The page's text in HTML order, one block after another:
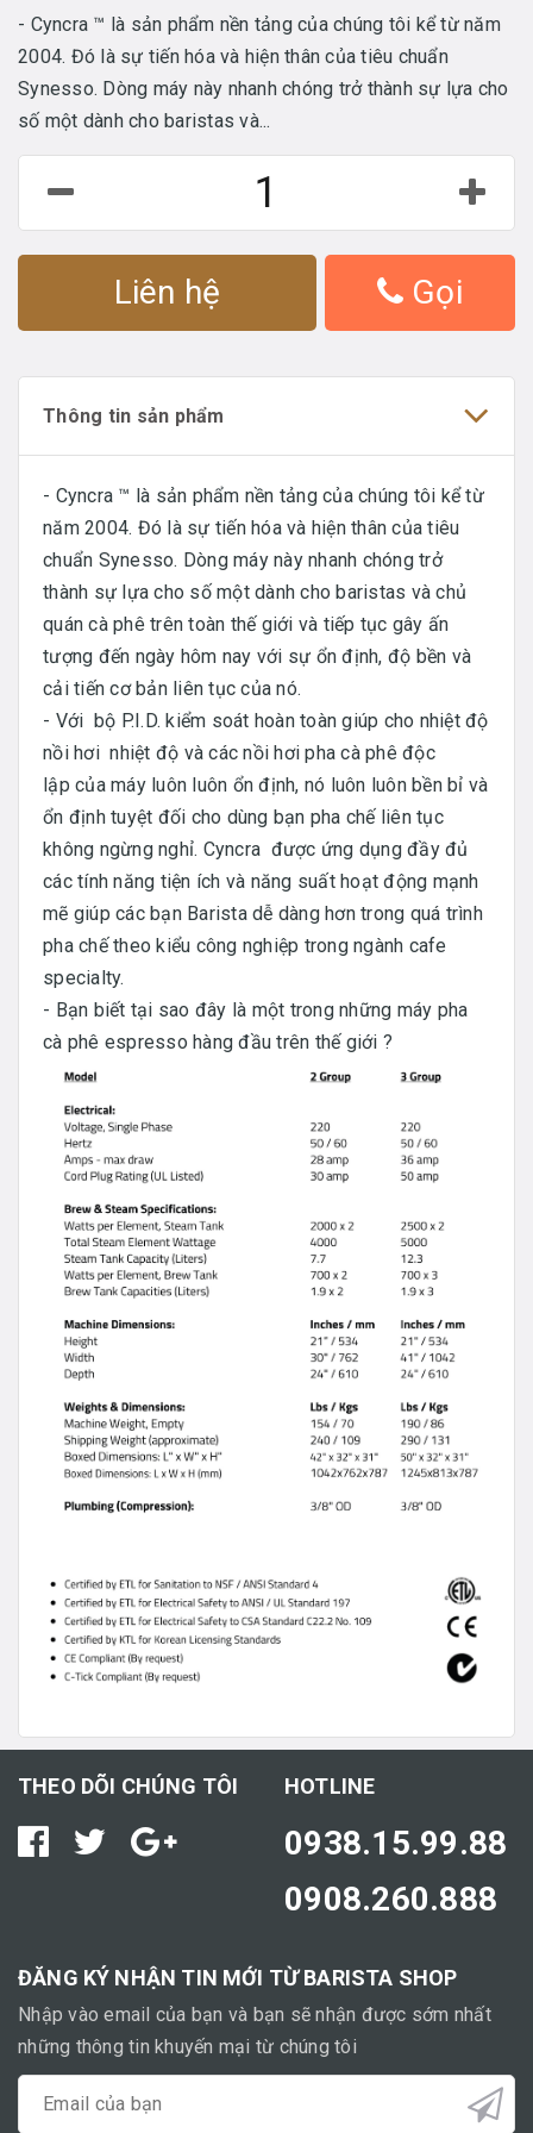
- Cyncra ™ là sản phẩm nền tảng của chúng tôi kể từ năm
2004. Đó là sự tiến hóa và hiện thân của tiêu chuẩn
Synesso. Dòng máy này nhanh chóng trở thành sự lựa cho
số một dành cho baristas và...
Liên hệ Gọi
Thông tin sản phẩm
- Cyncra ™ là sản phẩm nền tảng của chúng tôi kể từ
năm 2004. Đó là sự tiến hóa và hiện thân của tiêu
chuẩn Synesso. Dòng máy này nhanh chóng trở
thành sự lựa cho số một dành cho baristas và chủ
quán cà phê trên toàn thế giới và tiếp tục gây ấn
tượng đến ngày hôm nay với sự ổn định, độ bền và
cải tiến cơ bản liên tục của nó.
- Với bộ P.I.D. kiểm soát hoàn toàn giúp cho nhiệt độ
nồi hơi nhiệt độ và các nồi hơi pha cà phê độc
lập của máy luôn luôn ổn định, nó luôn luôn bền bỉ và
ổn định tuyệt đối cho dùng bạn pha chế liên tục
không ngừng nghỉ. Cyncra được ứng dụng đầy đủ
các tính năng tiện ích và năng suất hoạt động mạnh
mẽ giúp các bạn Barista dễ dàng hơn trong quá trình
pha chế theo kiểu công nghiệp trong ngành cafe
specialty.
- Bạn biết tại sao đây là một trong những máy pha
cà phê espresso hàng đầu trên thế giới ?
THEO DÕI CHÚNG TÔI HOTLINE
0938.15.99.88
0908.260.888
ĐĂNG KÝ NHẬN TIN MỚI TỪ BARISTA SHOP
Nhập vào email của bạn và bạn sẽ nhận được sớm nhất
những thông tin khuyến mại từ chúng tôi